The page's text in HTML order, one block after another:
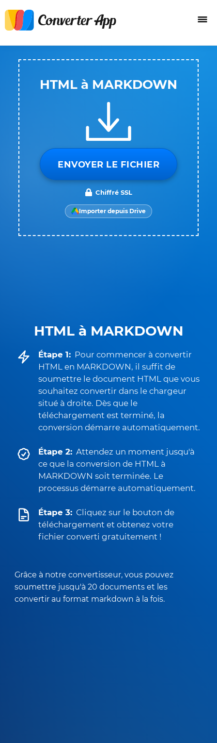
HTML à MARKDOWN
Étape 1: Pour commencer à convertir
HTML en MARKDOWN, il suffit de
soumettre le document HTML que vous
souhaitez convertir dans le chargeur
situé à droite. Dès que le
téléchargement est terminé, la
conversion démarre automatiquement.
Étape 2: Attendez un moment jusqu'à
ce que la conversion de HTML à
MARKDOWN soit terminée. Le
processus démarre automatiquement.
Étape 3: Cliquez sur le bouton de
téléchargement et obtenez votre
fichier converti gratuitement !
Grâce à notre convertisseur, vous pouvez
soumettre jusqu'à 20 documents et les
convertir au format markdown à la fois.
HTML à MARKDOWN
ENVOYER LE FICHIER
Chiffré SSL
Importer depuis Drive